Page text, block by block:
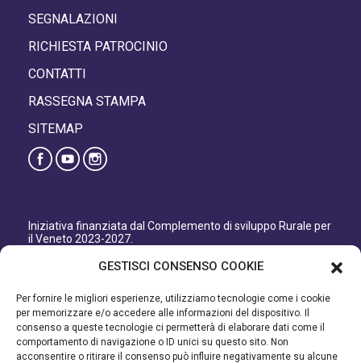
GESTISCI CONSENSO COOKIE
Per fornire le migliori esperienze, utilizziamo tecnologie come i cookie
per memorizzare e/o accedere alle informazioni del dispositivo. Il
consenso a queste tecnologie ci permetterà di elaborare dati come il
comportamento di navigazione o ID unici su questo sito. Non
acconsentire o ritirare il consenso può influire negativamente su alcune
SEGNALAZIONI
RICHIESTA PATROCINIO
CONTATTI
RASSEGNA STAMPA
SITEMAP
Iniziativa finanziata dal Complemento di sviluppo Rurale per
il Veneto 2023-2027.
Direzione AdG FEASR Bonifica e Irrigazione.
Iniziativa finanziata dal Programma di Sviluppo Rurale per il
Veneto 2014-2022.